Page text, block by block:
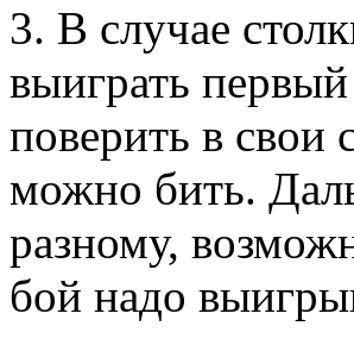
3. В случае
выиграть
поверить в свои
можно бить.
разному,
бой надо